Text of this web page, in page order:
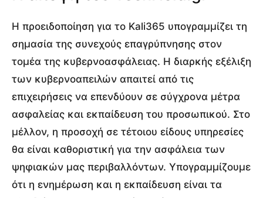
Η προειδοποίηση για το Kali365 υπογραμμίζει τη
σημασία της συνεχούς επαγρύπνησης στον
τομέα της κυβερνοασφάλειας. Η διαρκής εξέλιξη
των κυβερνοαπειλών απαιτεί από τις
επιχειρήσεις να επενδύουν σε σύγχρονα μέτρα
ασφαλείας και εκπαίδευση του προσωπικού. Στο
μέλλον, η προσοχή σε τέτοιου είδους υπηρεσίες
θα είναι καθοριστική για την ασφάλεια των
ψηφιακών μας περιβαλλόντων. Υπογραμμίζουμε
ότι η ενημέρωση και η εκπαίδευση είναι τα